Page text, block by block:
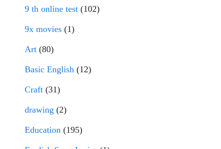
9 th online test (102)
9x movies (1)
Art (80)
Basic English (12)
Craft (31)
drawing (2)
Education (195)